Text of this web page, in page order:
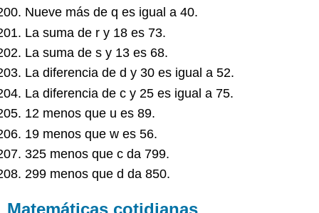
Nueve más de q es igual a 40.
La suma de r y 18 es 73.
La suma de s y 13 es 68.
La diferencia de d y 30 es igual a 52.
La diferencia de c y 25 es igual a 75.
12 menos que u es 89.
19 menos que w es 56.
325 menos que c da 799.
299 menos que d da 850.